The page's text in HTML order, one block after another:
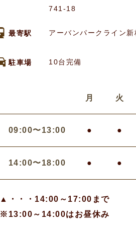
741-18
最寄駅 アーバンパークライン
駐車場 10台完備
月 火
09:00〜13:00 ● ●
14:00〜18:00 ● ●
▲・・・14:00～17:00まで
※13:00～14:00はお昼休み